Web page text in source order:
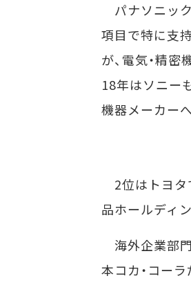
パナソニッ
項目で特に支
が、電気・精
18年はソニー
機器メーカー
2位はトヨタ
品ホールディ
海外企業部
本コカ・コーラ